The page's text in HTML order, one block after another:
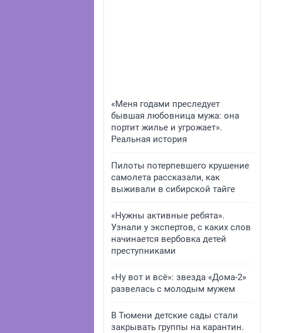
«Меня годами преследует
бывшая любовница мужа: она
портит жилье и угрожает».
Реальная история
Пилоты потерпевшего крушение
самолета рассказали, как
выживали в сибирской тайге
«Нужны активные ребята».
Узнали у экспертов, с каких слов
начинается вербовка детей
преступниками
«Ну вот и всё»: звезда «Дома-2»
развелась с молодым мужем
В Тюмени детские сады стали
закрывать группы на карантин.